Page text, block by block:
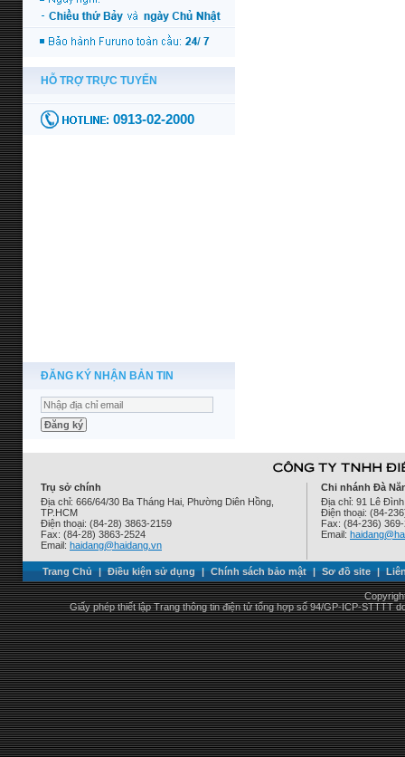
ĐĂNG KÝ NHẬN BẢN TIN
Trụ sở chính
Địa chỉ: 666/64/30 Ba Tháng Hai, Phường Diên Hồng,
TP.HCM
Điện thoại: (84-28) 3863-2159
Fax: (84-28) 3863-2524
Email: haidang@haidang.vn
Chi nhánh Đà
Địa chỉ: 91 Lê
Điện thoại: (84-
Fax: (84-236)
Email:
Trang Chủ | Điều kiện sử dụng | Chính sách bảo mật | Sơ đồ site |
Giấy phép thiết lập Trang thông tin điện tử tổng hợp số 94/GP-ICP-STTTT